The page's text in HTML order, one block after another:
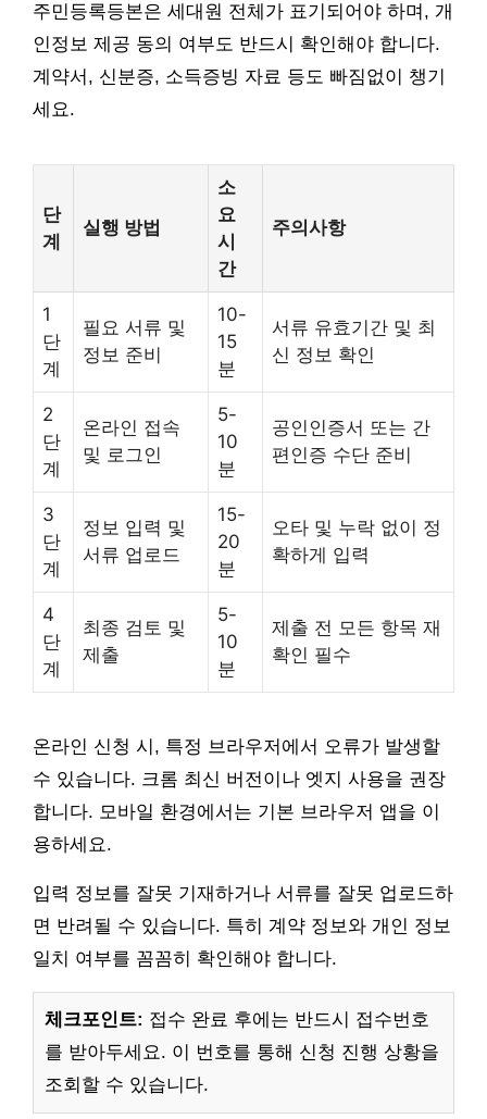
주민등록등본은 세대원 전체가 표기되어야 하며, 개
인정보 제공 동의 여부도 반드시 확인해야 합니다.
계약서, 신분증, 소득증빙 자료 등도 빠짐없이 챙기
세요.
단
계
실행 방법
소
요
시
간
주의사항
1
단
계
필요 서류 및
정보 준비
10-
15
분
서류 유효기간 및 최
신 정보 확인
2
단
계
온라인 접속
및 로그인
5-
10
분
공인인증서 또는 간
편인증 수단 준비
3
단
계
정보 입력 및
서류 업로드
15-
20
분
오타 및 누락 없이 정
확하게 입력
4
단
계
최종 검토 및
제출
5-
10
분
제출 전 모든 항목 재
확인 필수
온라인 신청 시, 특정 브라우저에서 오류가 발생할
수 있습니다. 크롬 최신 버전이나 엣지 사용을 권장
합니다. 모바일 환경에서는 기본 브라우저 앱을 이
용하세요.
입력 정보를 잘못 기재하거나 서류를 잘못 업로드하
면 반려될 수 있습니다. 특히 계약 정보와 개인 정보
일치 여부를 꼼꼼히 확인해야 합니다.
체크포인트: 접수 완료 후에는 반드시 접수번호
를 받아두세요. 이 번호를 통해 신청 진행 상황을
조회할 수 있습니다.